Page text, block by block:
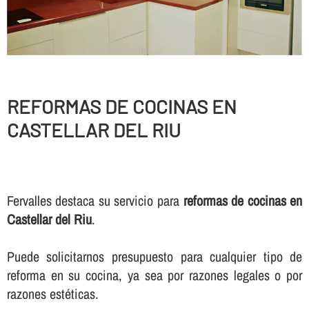
REFORMAS DE COCINAS EN
CASTELLAR DEL RIU
Fervalles destaca su servicio para reformas de cocinas en
Castellar del Riu.
Puede solicitarnos presupuesto para cualquier tipo de
reforma en su cocina, ya sea por razones legales o por
razones estéticas.